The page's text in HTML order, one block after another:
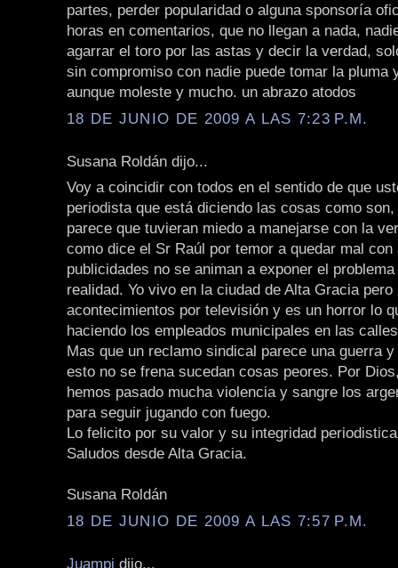
partes, perder popularidad o alguna sponsoría
horas en comentarios, que no llegan a nada,
agarrar el toro por las astas y decir la verdad,
sin compromiso con nadie puede tomar la pluma
aunque moleste y mucho. un abrazo atodos
18 DE JUNIO DE 2009 A LAS 7:23 P.M.
Susana Roldán dijo...
Voy a coincidir con todos en el sentido de que
periodista que está diciendo las cosas como
parece que tuvieran miedo a manejarse con la
como dice el Sr Raúl por temor a quedar mal con
publicidades no se animan a exponer el
realidad. Yo vivo en la ciudad de Alta Gracia
acontecimientos por televisión y es un horror lo
haciendo los empleados municipales en las
Mas que un reclamo sindical parece una guerra
esto no se frena sucedan cosas peores. Por
hemos pasado mucha violencia y sangre los
para seguir jugando con fuego.
Lo felicito por su valor y su integridad
Saludos desde Alta Gracia.
Susana Roldán
18 DE JUNIO DE 2009 A LAS 7:57 P.M.
Juampi dijo...